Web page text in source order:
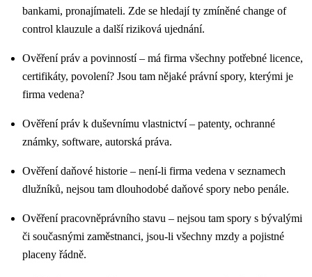
bankami, pronajímateli. Zde se hledají ty zmíněné change of
control klauzule a další riziková ujednání.
Ověření práv a povinností – má firma všechny potřebné licence,
certifikáty, povolení? Jsou tam nějaké právní spory, kterými je
firma vedena?
Ověření práv k duševnímu vlastnictví – patenty, ochranné
známky, software, autorská práva.
Ověření daňové historie – není-li firma vedena v seznamech
dlužníků, nejsou tam dlouhodobé daňové spory nebo penále.
Ověření pracovněprávního stavu – nejsou tam spory s bývalými
či současnými zaměstnanci, jsou-li všechny mzdy a pojistné
placeny řádně.